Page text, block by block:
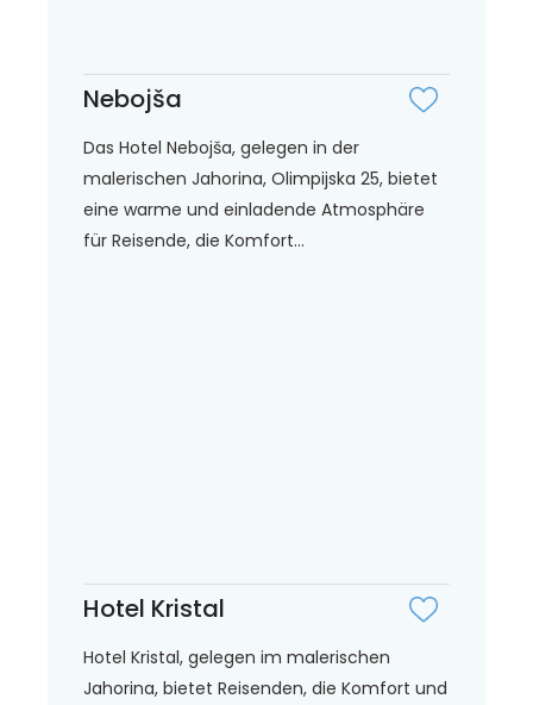
Nebojša
Das Hotel Nebojša, gelegen in der
malerischen Jahorina, Olimpijska 25, bietet
eine warme und einladende Atmosphäre
für Reisende, die Komfort...
Hotel Kristal
Hotel Kristal, gelegen im malerischen
Jahorina, bietet Reisenden, die Komfort und